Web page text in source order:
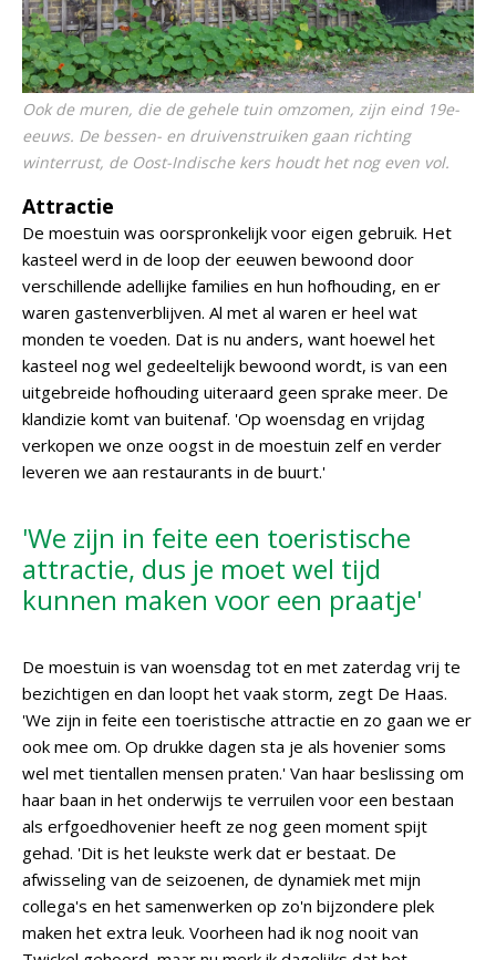
Ook de muren, die de gehele tuin omzomen, zijn eind 19e-
eeuws. De bessen- en druivenstruiken gaan richting
winterrust, de Oost-Indische kers houdt het nog even vol.
Attractie
De moestuin was oorspronkelijk voor eigen gebruik. Het
kasteel werd in de loop der eeuwen bewoond door
verschillende adellijke families en hun hofhouding, en er
waren gastenverblijven. Al met al waren er heel wat
monden te voeden. Dat is nu anders, want hoewel het
kasteel nog wel gedeeltelijk bewoond wordt, is van een
uitgebreide hofhouding uiteraard geen sprake meer. De
klandizie komt van buitenaf. 'Op woensdag en vrijdag
verkopen we onze oogst in de moestuin zelf en verder
leveren we aan restaurants in de buurt.'
'We zijn in feite een toeristische
attractie, dus je moet wel tijd
kunnen maken voor een praatje'
De moestuin is van woensdag tot en met zaterdag vrij te
bezichtigen en dan loopt het vaak storm, zegt De Haas.
'We zijn in feite een toeristische attractie en zo gaan we er
ook mee om. Op drukke dagen sta je als hovenier soms
wel met tientallen mensen praten.' Van haar beslissing om
haar baan in het onderwijs te verruilen voor een bestaan
als erfgoedhovenier heeft ze nog geen moment spijt
gehad. 'Dit is het leukste werk dat er bestaat. De
afwisseling van de seizoenen, de dynamiek met mijn
collega's en het samenwerken op zo'n bijzondere plek
maken het extra leuk. Voorheen had ik nog nooit van